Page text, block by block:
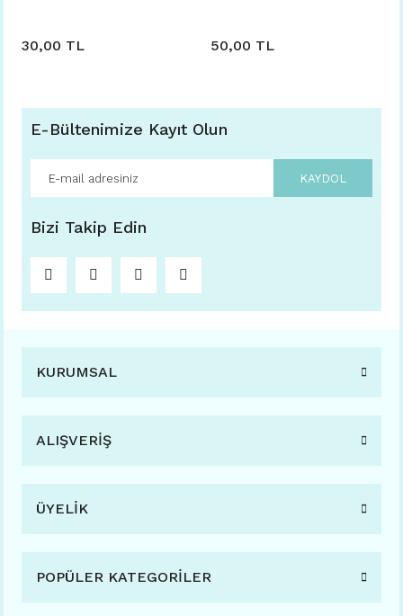
30,00 TL 50,00 TL
E-Bültenimize Kayıt Olun
KAYDOL
Bizi Takip Edin
KURUMSAL
ALIŞVERİŞ
ÜYELİK
POPÜLER KATEGORİLER